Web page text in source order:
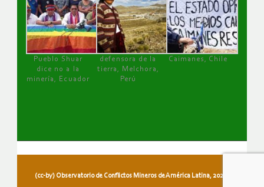
Pueblo Shuar
dice no a la
minería, Ecuador
defensora de la
tierra, Melchora,
Perú
Caimanes, Chile
(cc-by) Observatorio de Conflictos Mineros de América Latina, 2026